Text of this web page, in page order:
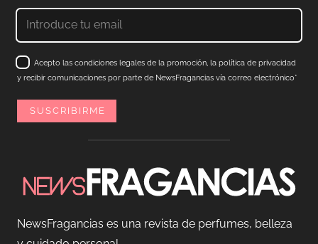
Acepto las condiciones legales de la promoción, la política de privacidad
y recibir comunicaciones por parte de NewsFragancias vía correo electrónico*
NewsFragancias es una revista de perfumes, belleza